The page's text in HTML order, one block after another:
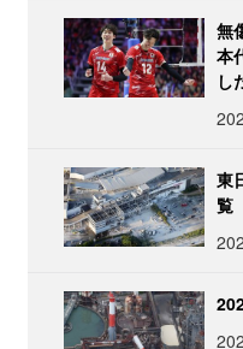
無
本
し
東
覧